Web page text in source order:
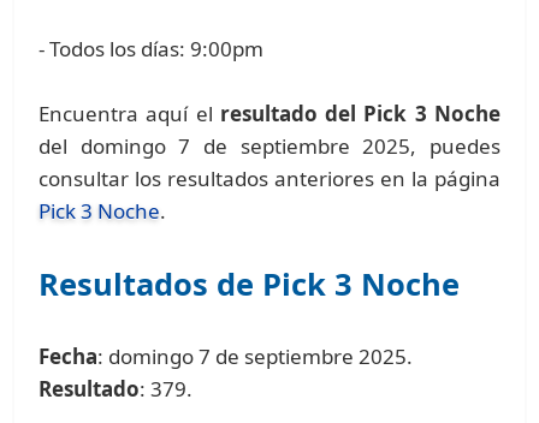
- Todos los días: 9:00pm
Encuentra aquí el resultado del Pick 3 Noche
del domingo 7 de septiembre 2025, puedes
consultar los resultados anteriores en la página
Pick 3 Noche.
Resultados de Pick 3 Noche
Fecha: domingo 7 de septiembre 2025.
Resultado: 379.